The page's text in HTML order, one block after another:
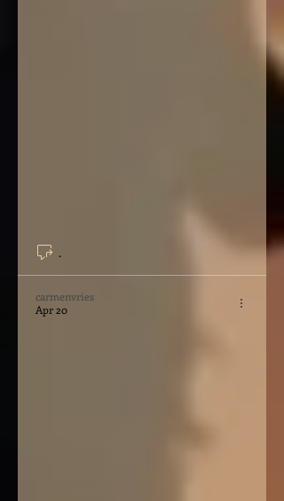
.
carmenvries
Apr 20